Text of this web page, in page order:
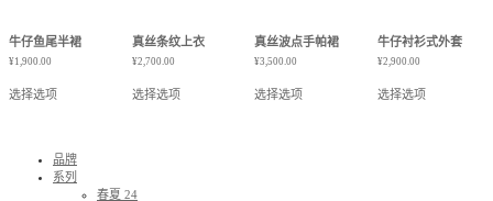
牛仔鱼尾半裙
¥1,900.00
选择选项
真丝条纹上衣
¥2,700.00
选择选项
真丝波点手帕裙
¥3,500.00
选择选项
牛仔衬衫式外套
¥2,900.00
选择选项
品牌
系列
春夏 24